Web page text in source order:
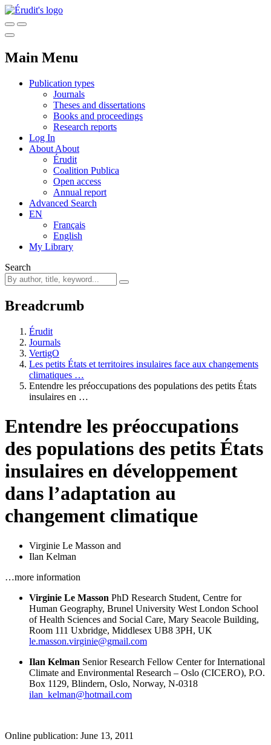
Main Menu
Publication types
Journals
Theses and dissertations
Books and proceedings
Research reports
Log In
About About
Érudit
Coalition Publica
Open access
Annual report
Advanced Search
EN
Français
English
My Library
Search
Breadcrumb
Érudit
Journals
VertigO
Les petits États et territoires insulaires face aux changements
climatiques …
Entendre les préoccupations des populations des petits États
insulaires en …
Entendre les préoccupations
des populations des petits États
insulaires en développement
dans l’adaptation au
changement climatique
Virginie Le Masson and
Ilan Kelman
…more information
Virginie Le Masson PhD Research Student, Centre for
Human Geography, Brunel University West London School
of Health Sciences and Social Care, Mary Seacole Building,
Room 111 Uxbridge, Middlesex UB8 3PH, UK
le.masson.virginie@gmail.com
Ilan Kelman Senior Research Fellow Center for International
Climate and Environmental Research – Oslo (CICERO), P.O.
Box 1129, Blindern, Oslo, Norway, N-0318
ilan_kelman@hotmail.com
Online publication: June 13, 2011